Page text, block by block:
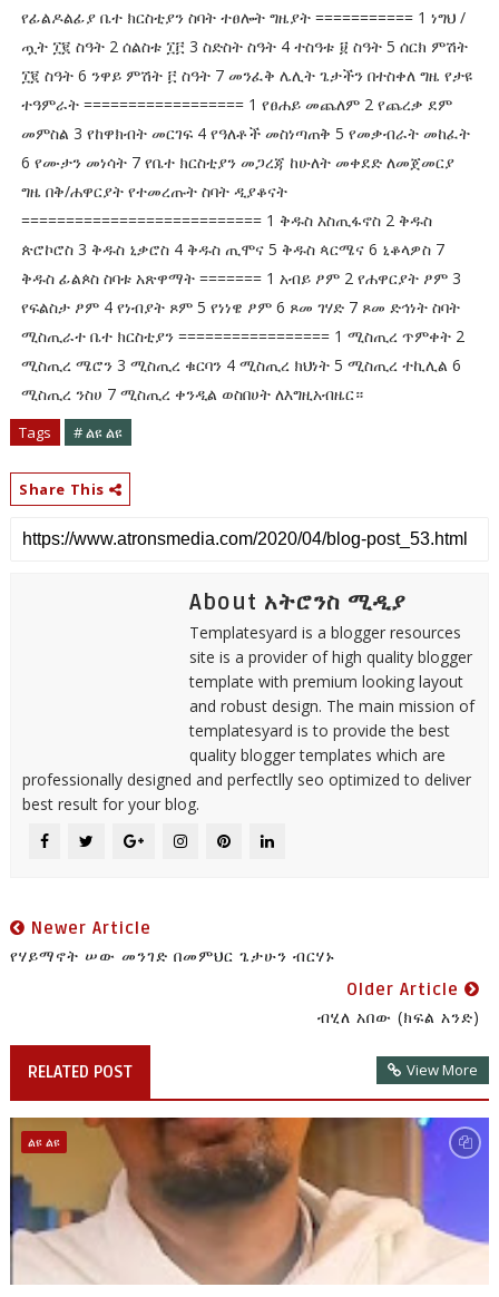
የፊልዶልፊያ ቤተ ክርስቲያን ስባት ተፀሎት ግዜያት =========== 1 ነግህ /
ጧት ፲፪ ስዓት 2 ሰልስቱ ፲፫ 3 ስድስት ስዓት 4 ተስዓቱ ፱ ስዓት 5 ሰርክ ምሽት
፲፪ ስዓት 6 ንዋይ ምሽት ፫ ስዓት 7 መንፈቅ ሌሊት ጌታችን በተስቀለ ግዜ የታዩ
ተዓምራት ================== 1 የፀሐይ መጨለም 2 የጨረቃ ደም
መምስል 3 የከዋክብት መርገፍ 4 የዓለቶች መስነጣጠቅ 5 የመቃብራት መከፈት
6 የሙታን መነሳት 7 የቤተ ክርስቲያን መጋረጃ ከሁለት መቀደድ ለመጀመርያ
ግዜ በቅ/ሐዋርያት የተመረጡት ስባት ዲያቆናት
=========================== 1 ቅዱስ እስጢፋኖስ 2 ቅዱስ
ጵሮኮሮስ 3 ቅዱስ ኒቃሮስ 4 ቅዱስ ጢሞና 5 ቅዱስ ጳርሜና 6 ኒቆላዎስ 7
ቅዱስ ፊልጶስ ስባቱ አጽዋማት ======= 1 አብይ ፆም 2 የሐዋርያት ፆም 3
የፍልስታ ፆም 4 የነብያት ጾም 5 የነነዌ ፆም 6 ጾመ ገሃድ 7 ጾመ ድኅነት ስባት
ሚስጢራተ ቤተ ክርስቲያን ================= 1 ሚስጢረ ጥምቀት 2
ሚስጢረ ሜሮን 3 ሚስጢረ ቁርባን 4 ሚስጢረ ክህነት 5 ሚስጢረ ተኪሊል 6
ሚስጢረ ንስሀ 7 ሚስጢረ ቀንዲል ወስበሀት ለእግዚአብዜር።
Tags # ልዩ ልዩ
Share This
About አትሮንስ ሚዲያ
Templatesyard is a blogger resources
site is a provider of high quality blogger
template with premium looking layout
and robust design. The main mission of
templatesyard is to provide the best
quality blogger templates which are
professionally designed and perfectlly seo optimized to deliver
best result for your blog.
Newer Article
የሃይማኖት ሠው መንገድ በመምህር ጌታሁን ብርሃኑ
Older Article
ብሂለ አበው (ክፍል አንድ)
RELATED POST View More
ልዩ ልዩ